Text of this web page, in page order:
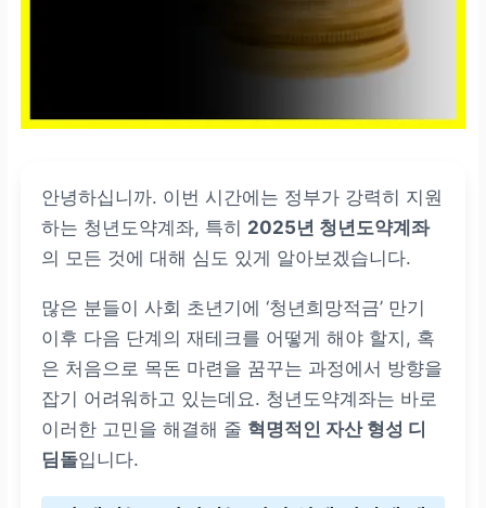
안녕하십니까. 이번 시간에는 정부가 강력히 지원
하는 청년도약계좌, 특히 2025년 청년도약계좌
의 모든 것에 대해 심도 있게 알아보겠습니다.
많은 분들이 사회 초년기에 ‘청년희망적금’ 만기
이후 다음 단계의 재테크를 어떻게 해야 할지, 혹
은 처음으로 목돈 마련을 꿈꾸는 과정에서 방향을
잡기 어려워하고 있는데요. 청년도약계좌는 바로
이러한 고민을 해결해 줄 혁명적인 자산 형성 디
딤돌입니다.